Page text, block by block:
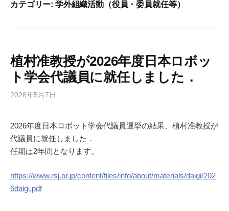
カテゴリー: 学外組織活動（役員・委員就任等）
植村准教授が2026年度日本ロボッ
ト学会代議員に就任しました．
2026年5月7日
2026年度日本ロボット学会代議員選挙の結果、植村准教授が
代議員に就任しました．
任期は2年間となります。
https://www.rsj.or.jp/content/files/info/about/materials/daigi/202
6daigi.pdf